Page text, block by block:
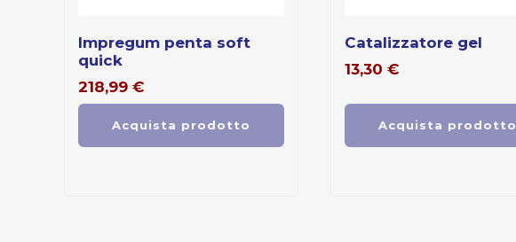
impregum penta soft
quick
218,99 €
Acquista prodotto
catalizzatore gel
13,30 €
Acquista prodotto